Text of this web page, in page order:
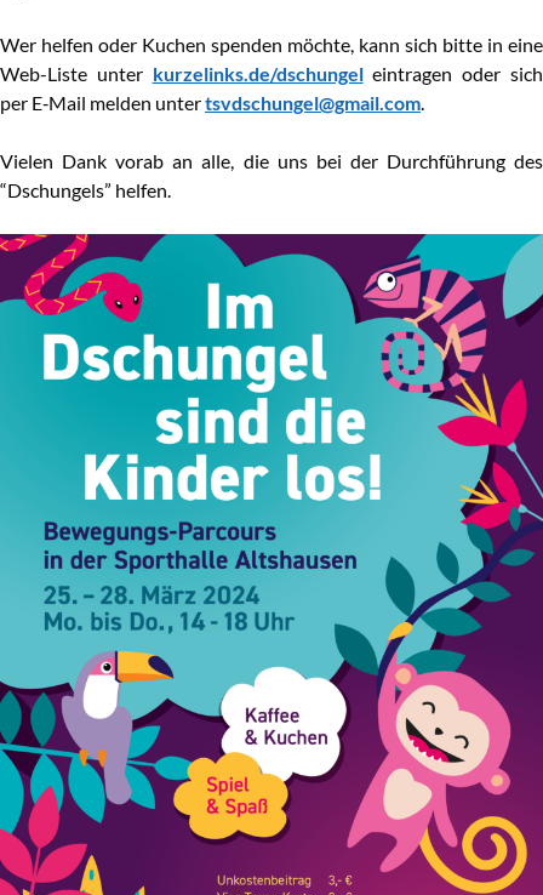
Wer hel­fen oder Kuchen spen­den möch­te, kann sich bit­te in eine
Web-Lis­te unter kurzelinks.de/dschungel ein­tra­gen oder sich
per E‑Mail mel­den untertsvdschungel@​gmail.​com.
Vie­len Dank vor­ab an alle, die uns bei der Durch­füh­rung des
“Dschun­gels” helfen.